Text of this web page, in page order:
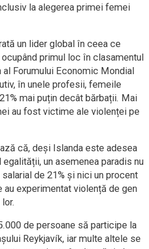
la alegerea primei femei
un lider global în ceea ce
primul loc în clasamentul
al Forumului Economic Mondial
în unele profesii, femeile
mai puțin decât bărbații. Mai
au fost victime ale violenței pe
că, deși Islanda este adesea
un asemenea paradis nu
de 21% și nici un procent
experimentat violență de gen
de persoane să participe la
Reykjavík, iar multe altele se